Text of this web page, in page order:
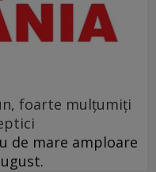
foarte mulţumiţi
de mare amploare